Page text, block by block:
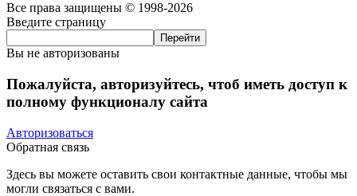
Все права защищены © 1998-2026
Введите страницу
Вы не авторизованы
Пожалуйста, авторизуйтесь, чтоб иметь доступ к
полному функционалу сайта
Авторизоваться
Обратная связь
Здесь вы можете оставить свои контактные данные, чтобы мы
могли связаться с вами.